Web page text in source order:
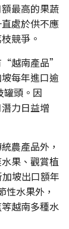
最高的果蔬
處於供不應
競爭。
“越南產品”
每年進口逾
罐頭。因
力日益增
農產品外，
果、觀賞植
坡出口額年
水果外，
越南多種水